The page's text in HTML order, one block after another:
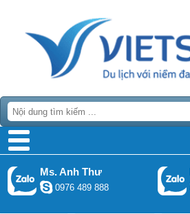
Ms. Anh Thư
0976 489 888